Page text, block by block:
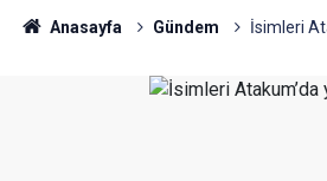
Anasayfa Gündem İsimleri